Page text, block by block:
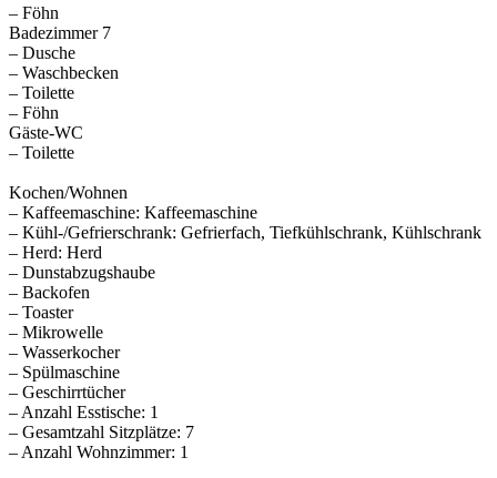
– Föhn
Badezimmer 7
– Dusche
– Waschbecken
– Toilette
– Föhn
Gäste-WC
– Toilette
Kochen/Wohnen
– Kaffeemaschine: Kaffeemaschine
– Kühl-/Gefrierschrank: Gefrierfach, Tiefkühlschrank, Kühlschrank
– Herd: Herd
– Dunstabzugshaube
– Backofen
– Toaster
– Mikrowelle
– Wasserkocher
– Spülmaschine
– Geschirrtücher
– Anzahl Esstische: 1
– Gesamtzahl Sitzplätze: 7
– Anzahl Wohnzimmer: 1